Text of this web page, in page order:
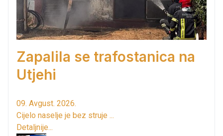
Zapalila se trafostanica na
Utjehi
09. Avgust. 2026.
Cijelo naselje je bez struje ...
Detaljnije...